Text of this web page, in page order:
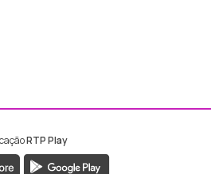
Madeira
RTP Play